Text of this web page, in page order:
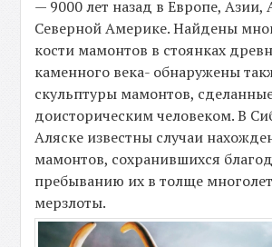
— 9000 лет назад в Европе, Азии,
Северной Америке. Найдены
кости мамонтов в стоянках
каменного века- обнаружены
скульптуры мамонтов,
доисторическим человеком. В
Аляске известны случаи
мамонтов, сохранившихся
пребыванию их в толще
мерзлоты.